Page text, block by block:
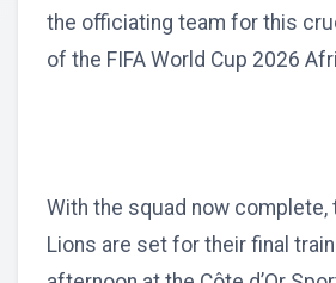
the officiating team for this
of the FIFA World Cup 2026
With the squad now complete,
Lions are set for their final